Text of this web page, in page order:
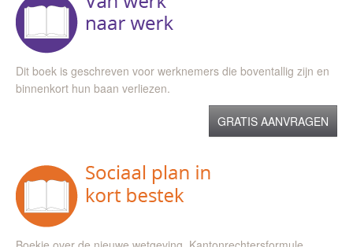
Dit boek is geschreven voor werknemers die boventallig zijn en
binnenkort hun baan verliezen.
GRATIS AANVRAGEN